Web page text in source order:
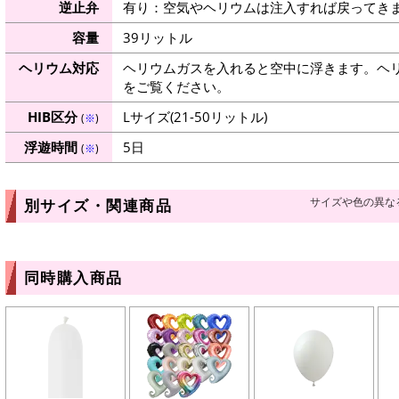
逆止弁
有り：空気やヘリウムは注入すれば戻ってき
容量
39リットル
ヘリウム対応
ヘリウムガスを入れると空中に浮きます。ヘ
をご覧ください。
HIB区分(※)
Lサイズ(21-50リットル)
浮遊時間 (※) 5日
別サイズ・関連商品 サイズや色の異
同時購入商品